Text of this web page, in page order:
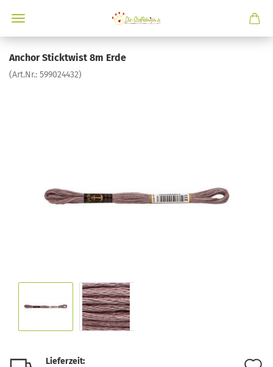
Anchor Sticktwist 8m Erde
(Art.Nr.: 599024432)
Lieferzeit: